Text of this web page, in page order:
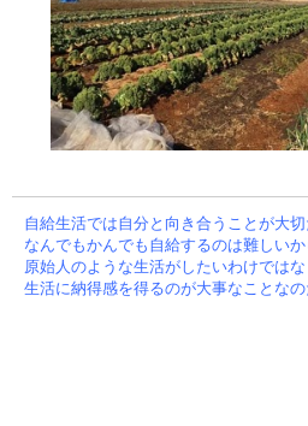
自給生活では自分と向き合うことが大切
なんでもかんでも自給するのは難しいか
原始人のような生活がしたいわけではな
生活に納得感を得るのが大事なことなの